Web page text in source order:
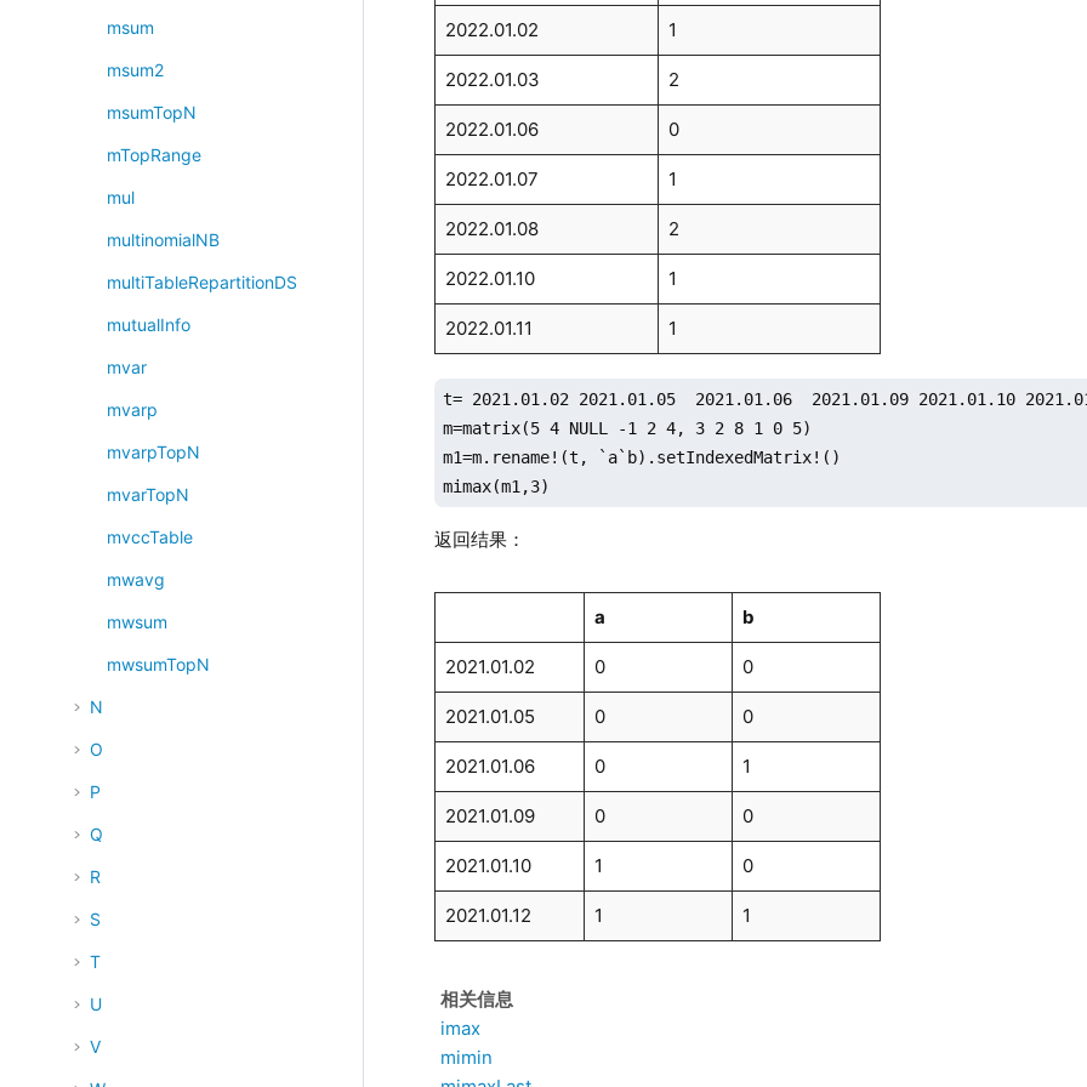
msum
msum2
msumTopN
mTopRange
mul
multinomialNB
multiTableRepartitionDS
mutualInfo
mvar
mvarp
mvarpTopN
mvarTopN
mvccTable
mwavg
mwsum
mwsumTopN
N
O
P
Q
R
S
T
U
V
2022.01.02 1
2022.01.03 2
2022.01.06 0
2022.01.07 1
2022.01.08 2
2022.01.10 1
2022.01.11 1
t= 2021.01.02 2021.01.05  2021.01.06  2021.01.09 2021.01.10
m=matrix(5 4 NULL -1 2 4, 3 2 8 1 0 5)
m1=m.rename!(t, `a`b).setIndexedMatrix!()
mimax(m1,3)
返回结果：
a b
2021.01.02 0 0
2021.01.05 0 0
2021.01.06 0 1
2021.01.09 0 0
2021.01.10 1 0
2021.01.12 1 1
相关信息
imax
mimin